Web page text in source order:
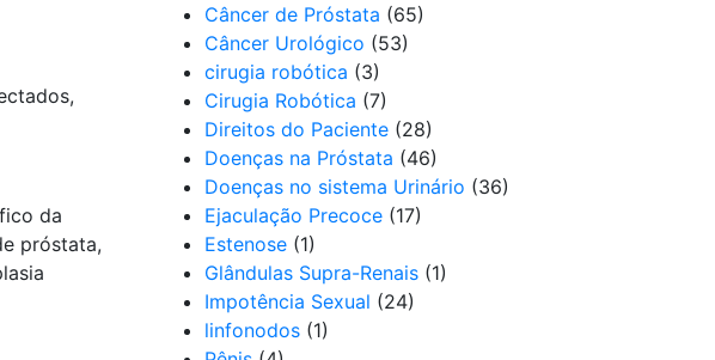
da
próstata,
Câncer de Próstata (65)
Câncer Urológico (53)
cirugia robótica (3)
Cirugia Robótica (7)
Direitos do Paciente (28)
Doenças na Próstata (46)
Doenças no sistema Urinário (36)
Ejaculação Precoce (17)
Estenose (1)
Glândulas Supra-Renais (1)
Impotência Sexual (24)
linfonodos (1)